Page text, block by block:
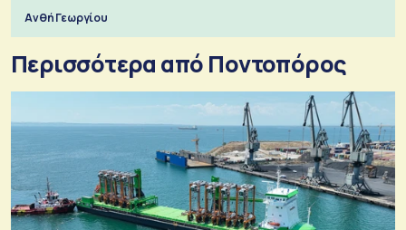
Ανθή Γεωργίου
Περισσότερα από Ποντοπόρος